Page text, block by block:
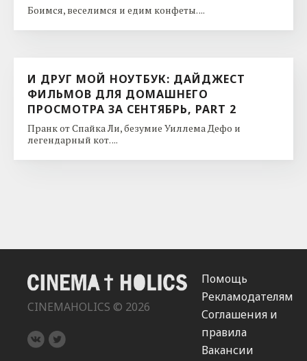
Боимся, веселимся и едим конфеты. ...
И ДРУГ МОЙ НОУТБУК: ДАЙДЖЕСТ
ФИЛЬМОВ ДЛЯ ДОМАШНЕГО
ПРОСМОТРА ЗА СЕНТЯБРЬ, PART 2
Пранк от Спайка Ли, безумие Уиллема Дефо и
легендарный кот. ...
CINEMAHOLICS © 2026
Помощь
Рекламодателям
Соглашения и
правила
Вакансии